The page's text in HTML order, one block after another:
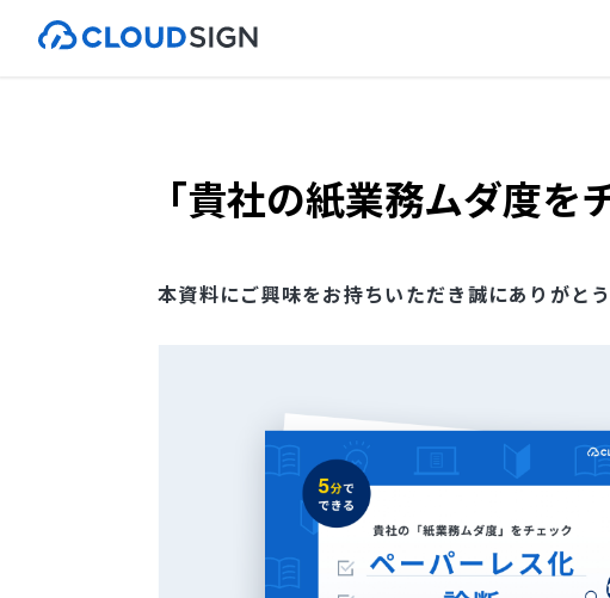
「貴社の紙業務ムダ度
本資料にご興味をお持ちいただき誠にありがとう